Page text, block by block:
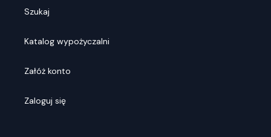
Szukaj
Katalog wypożyczalni
Załóż konto
Zaloguj się